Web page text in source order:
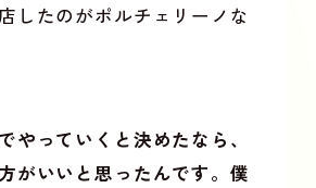
したのがポルチェリーノな
やっていくと決めたなら、
がいいと思ったんです。僕